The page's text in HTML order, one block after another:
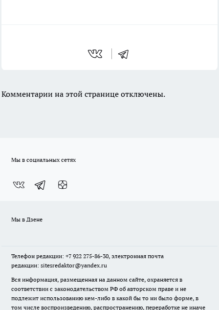
Комментарии на этой странице отключены.
Мы в социальных сетях
Мы в Дзене
Телефон редакции: +7 922 275-86-30, электронная почта
редакции: sitesredaktor@yandex.ru
Вся информация, размещенная на данном сайте, охраняется в
соответствии с законодательством РФ об авторском праве и не
подлежит использованию кем-либо в какой бы то ни было форме, в
том числе воспроизведению, распространению, переработке не иначе